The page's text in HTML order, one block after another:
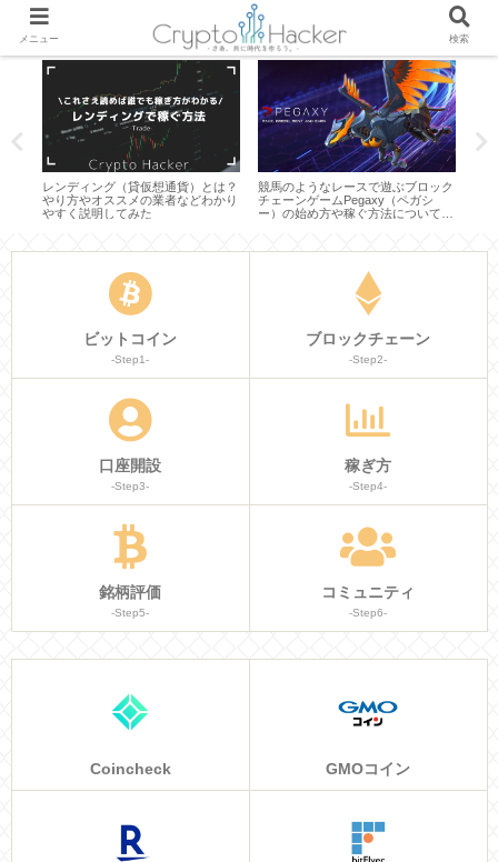
レンディング（貸仮想通貨）とは？
やり方やオススメの業者などわかり
やすく説明してみた
競馬のようなレースで遊ぶブロック
チェーンゲームPegaxy（ペガシ
ー）の始め方や稼ぐ方法についてわ
ビットコイン
-Step1-
ブロックチェーン
-Step2-
口座開設
-Step3-
稼ぎ方
-Step4-
銘柄評価
-Step5-
コミュニティ
-Step6-
Coincheck GMOコイン
メニュー 検索